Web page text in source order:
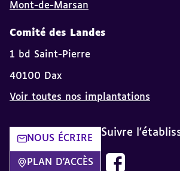
Mont-de-Marsan
Comité des Landes
1 bd Saint-Pierre
40100 Dax
Voir toutes nos implantations
NOUS ÉCRIRE
PLAN D'ACCÈS
Suivre
Découvrez